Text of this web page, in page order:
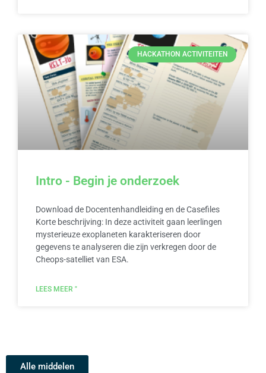
HACKATHON ACTIVITEITEN
Intro - Begin je onderzoek
Download de Docentenhandleiding en de Casefiles
Korte beschrijving: In deze activiteit gaan leerlingen
mysterieuze exoplaneten karakteriseren door
gegevens te analyseren die zijn verkregen door de
Cheops-satelliet van ESA.
LEES MEER "
Alle middelen